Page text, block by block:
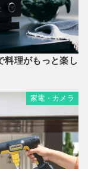
料理がもっと楽し
家電・カメラ